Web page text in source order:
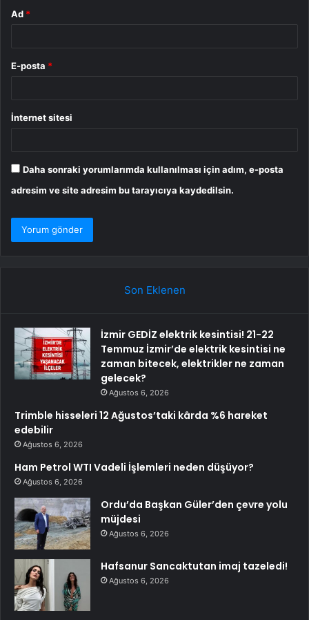
Ad *
E-posta *
İnternet sitesi
Daha sonraki yorumlarımda kullanılması için adım, e-posta
adresim ve site adresim bu tarayıcıya kaydedilsin.
Son Eklenen
İzmir GEDİZ elektrik kesintisi! 21-22
Temmuz İzmir’de elektrik kesintisi ne
zaman bitecek, elektrikler ne zaman
gelecek?
Ağustos 6, 2026
Trimble hisseleri 12 Ağustos’taki kârda %6 hareket
edebilir
Ağustos 6, 2026
Ham Petrol WTI Vadeli İşlemleri neden düşüyor?
Ağustos 6, 2026
Ordu’da Başkan Güler’den çevre yolu
müjdesi
Ağustos 6, 2026
Hafsanur Sancaktutan imaj tazeledi!
Ağustos 6, 2026